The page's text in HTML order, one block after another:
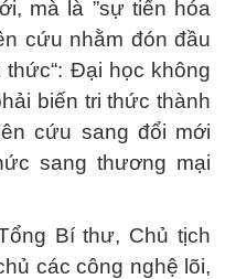
mà là ”sự tiến hóa
cứu nhằm đón đầu
Đại học không
biến tri thức thành
cứu sang đổi mới
sang thương mại
Bí thư, Chủ tịch
các công nghệ lõi,